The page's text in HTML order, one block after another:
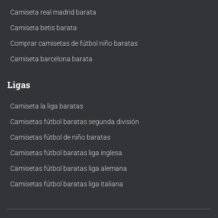
· Camiseta real madrid barata
· Camiseta betis barata
· Comprar camisetas de fútbol niño baratas
· Camiseta barcelona barata
Ligas
· Camiseta la liga baratas
· Camisetas fútbol baratas segunda división
· Camisetas fútbol de niño baratas
· Camisetas fútbol baratas liga inglesa
· Camisetas fútbol baratas liga alemana
· Camisetas fútbol baratas liga italiana